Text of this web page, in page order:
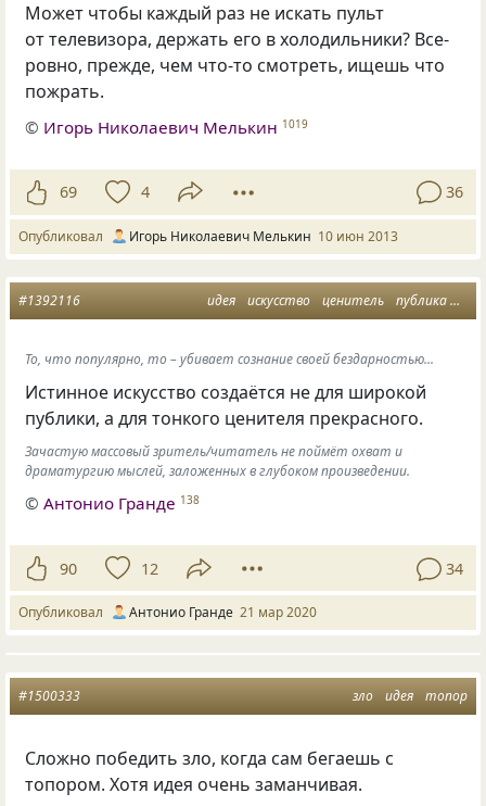
Может чтобы каждый раз не искать пульт
от телевизора, держать его в холодильники? Все-
ровно, прежде, чем что-то смотреть, ищешь что
пожрать.
© Игорь Николаевич Мелькин 1019
69 4 36
Опубликовал Игорь Николаевич Мелькин 10 июн 2013
идея искусство ценитель публика
#1392116
То, что популярно, то – убивает сознание своей бездарностью...
Истинное искусство создаётся не для широкой
публики, а для тонкого ценителя прекрасного.
Зачастую массовый зритель/читатель не поймёт охват и
драматургию мыслей, заложенных в глубоком произведении.
©Антонио Гранде 138
90 12 34
Опубликовал Антонио Гранде 21 мар 2020
зло идея топор
#1500333
Сложно победить зло, когда сам бегаешь с
топором. Хотя идея очень заманчивая.